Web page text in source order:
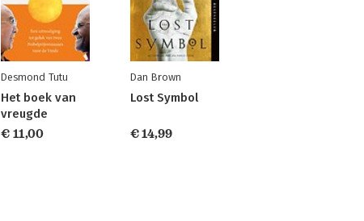
Desmond Tutu
Het boek van
vreugde
€ 11,00
Dan Brown
Lost Symbol
€ 14,99